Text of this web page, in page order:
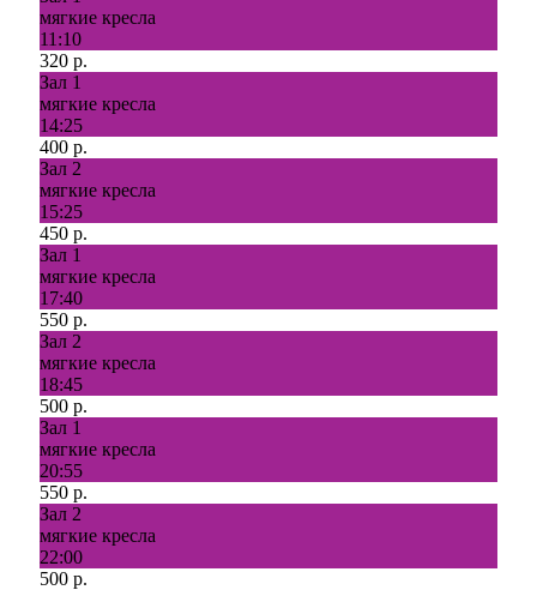
мягкие кресла
11:10
320 р.
Зал 1
мягкие кресла
14:25
400 р.
Зал 2
мягкие кресла
15:25
450 р.
Зал 1
мягкие кресла
17:40
550 р.
Зал 2
мягкие кресла
18:45
500 р.
Зал 1
мягкие кресла
20:55
550 р.
Зал 2
мягкие кресла
22:00
500 р.